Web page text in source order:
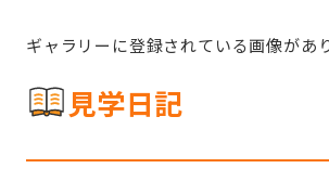
ギャラリーに登録されている画像があ
見学日記